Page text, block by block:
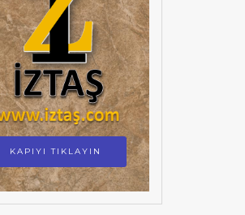
KAPIYI TIKLAYIN